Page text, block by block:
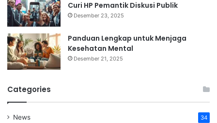
Curi HP Pemantik Diskusi Publik
Desember 23, 2025
Panduan Lengkap untuk Menjaga
Kesehatan Mental
Desember 21, 2025
Categories
News 34